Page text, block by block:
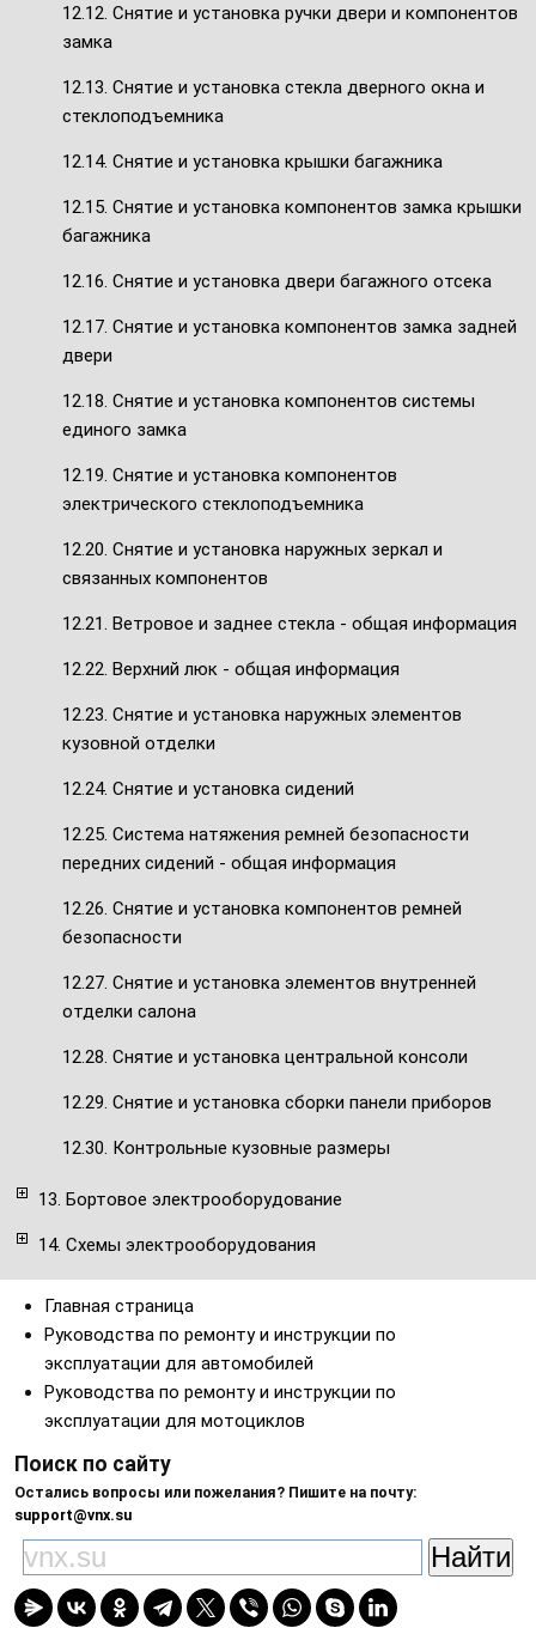
12.12. Снятие и установка ручки двери и компонентов
замка
12.13. Снятие и установка стекла дверного окна и
стеклоподъемника
12.14. Снятие и установка крышки багажника
12.15. Снятие и установка компонентов замка крышки
багажника
12.16. Снятие и установка двери багажного отсека
12.17. Снятие и установка компонентов замка задней
двери
12.18. Снятие и установка компонентов системы
единого замка
12.19. Снятие и установка компонентов
электрического стеклоподъемника
12.20. Снятие и установка наружных зеркал и
связанных компонентов
12.21. Ветровое и заднее стекла - общая информация
12.22. Верхний люк - общая информация
12.23. Снятие и установка наружных элементов
кузовной отделки
12.24. Снятие и установка сидений
12.25. Система натяжения ремней безопасности
передних сидений - общая информация
12.26. Снятие и установка компонентов ремней
безопасности
12.27. Снятие и установка элементов внутренней
отделки салона
12.28. Снятие и установка центральной консоли
12.29. Снятие и установка сборки панели приборов
12.30. Контрольные кузовные размеры
13. Бортовое электрооборудование
14. Схемы электрооборудования
Главная страница
Руководства по ремонту и инструкции по
эксплуатации для автомобилей
Руководства по ремонту и инструкции по
эксплуатации для мотоциклов
Поиск по сайту
Остались вопросы или пожелания? Пишите на почту:
support@vnx.su